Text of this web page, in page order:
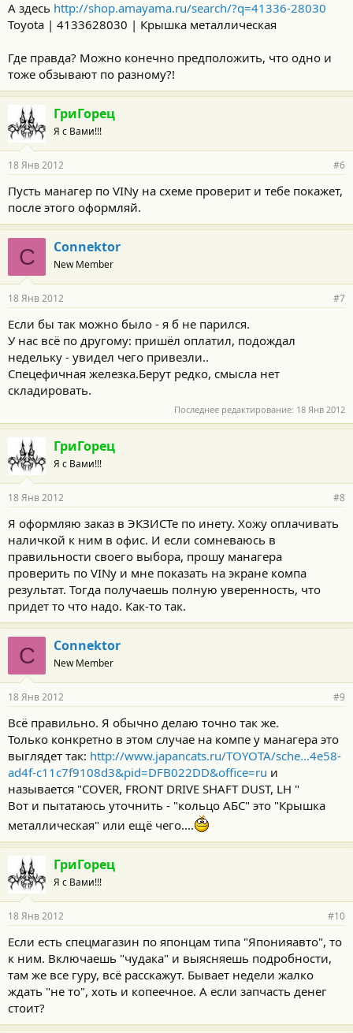
А здесь http://shop.amayama.ru/search/?q=41336-28030
Toyota | 4133628030 | Крышка металлическая
Где правда? Можно конечно предположить, что одно и
тоже обзывают по разному?!
ГриГорец
Я с Вами!!!
18 Янв 2012 #6
Пусть манагер по VINу на схеме проверит и тебе покажет,
после этого оформляй.
C Connektor
New Member
18 Янв 2012 #7
Если бы так можно было - я б не парился.
У нас всё по другому: пришёл оплатил, подождал
недельку - увидел чего привезли..
Спецефичная железка.Берут редко, смысла нет
складировать.
Последнее редактирование: 18 Янв 2012
ГриГорец
Я с Вами!!!
18 Янв 2012 #8
Я оформляю заказ в ЭКЗИСТе по инету. Хожу оплачивать
наличкой к ним в офис. И если сомневаюсь в
правильности своего выбора, прошу манагера
проверить по VINу и мне показать на экране компа
результат. Тогда получаешь полную уверенность, что
придет то что надо. Как-то так.
C Connektor
New Member
18 Янв 2012 #9
Всё правильно. Я обычно делаю точно так же.
Только конкретно в этом случае на компе у манагера это
выглядет так: http://www.japancats.ru/TOYOTA/sche...4e58-
ad4f-c11c7f9108d3&pid=DFB022DD&office=ru и
называется "COVER, FRONT DRIVE SHAFT DUST, LH "
Вот и пытатаюсь уточнить - "кольцо АБС" это "Крышка
металлическая" или ещё чего....
ГриГорец
Я с Вами!!!
18 Янв 2012 #10
Если есть спецмагазин по японцам типа "Японияавто", то
к ним. Включаешь "чудака" и выясняешь подробности,
там же все гуру, всё расскажут. Бывает недели жалко
ждать "не то", хоть и копеечное. А если запчасть денег
стоит?